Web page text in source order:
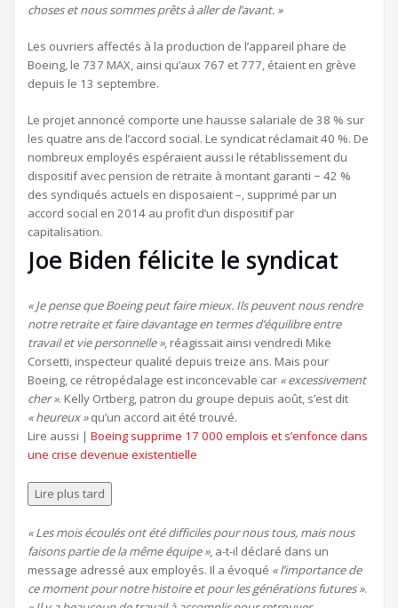
choses et nous sommes prêts à aller de l’avant. »
Les ouvriers affectés à la production de l’appareil phare de
Boeing, le 737 MAX, ainsi qu’aux 767 et 777, étaient en grève
depuis le 13 septembre.
Le projet annoncé comporte une hausse salariale de 38 % sur
les quatre ans de l’accord social. Le syndicat réclamait 40 %. De
nombreux employés espéraient aussi le rétablissement du
dispositif avec pension de retraite à montant garanti − 42 %
des syndiqués actuels en disposaient –, supprimé par un
accord social en 2014 au profit d’un dispositif par
capitalisation.
Joe Biden félicite le syndicat
« Je pense que Boeing peut faire mieux. Ils peuvent nous rendre
notre retraite et faire davantage en termes d’équilibre entre
travail et vie personnelle », réagissait ainsi vendredi Mike
Corsetti, inspecteur qualité depuis treize ans. Mais pour
Boeing, ce rétropédalage est inconcevable car « excessivement
cher ». Kelly Ortberg, patron du groupe depuis août, s’est dit
« heureux »qu’un accord ait été trouvé.
Lire aussi | Article
réservé
nos
abonnés
Boeing supprime 17 000 emplois et s’enfonce dans
une crise devenue existentielle
Lire plus tard
« Les mois écoulés ont été difficiles pour nous tous, mais nous
faisons partie de la même équipe », a-t-il déclaré dans un
message adressé aux employés. Il a évoqué « l’importance de
ce moment pour notre histoire et pour les générations futures ».